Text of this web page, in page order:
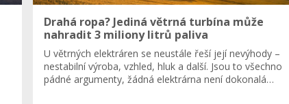
Drahá ropa? Jediná větrná turbína může
nahradit 3 miliony litrů paliva
U větrných elektráren se neustále řeší její nevýhody –
nestabilní výroba, vzhled, hluk a další. Jsou to všechno
pádné argumenty, žádná elektrárna není dokonalá…